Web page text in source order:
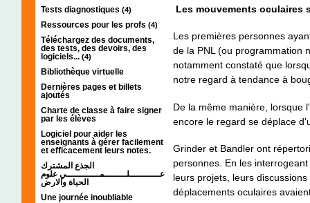
Tests diagnostiques (4)
Ressources pour les profs (4)
Téléchargez des documents,
des tests, des devoirs, des
logiciels... (4)
Bibliothèque virtuelle
Dernières pages et billets
ajoutés
Charte de classe à faire signer
par les élèves
Logiciel pour aider les
enseignants à gérer facilement
et efficacement leurs notes.
الجذع المشترك
عـــــــــــلــــــــمــــــــــــي علوم
الحياة والارض
Une journée inoubliable
Les mouvements oculaires
Les premières personnes
de la PNL (ou programmation
notamment constaté que
notre regard à tendance à
De la même manière, lorsque
encore le regard se déplace
Grinder et Bandler ont
personnes. En les
leurs projets, leurs
déplacements oculaires